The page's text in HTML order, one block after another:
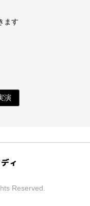
ます
演
Reserved.